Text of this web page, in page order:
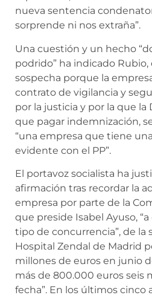
nueva sentencia
sorprende ni nos extraña”.
Una cuestión y un hecho
podrido” ha indicado
sospecha porque la
contrato de vigilancia y
por la justicia y por la que
que pagar indemnización,
“una empresa que tiene
evidente con el PP”.
El portavoz socialista ha
afirmación tras recordar la
empresa por parte de la
que preside Isabel Ayuso,
tipo de concurrencia”, de la
Hospital Zendal de Madrid
millones de euros en junio
más de 800.000 euros seis
fecha”. En los últimos cinco